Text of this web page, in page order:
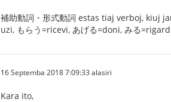
補助動詞・形式動詞 estas tiaj verboj, kiuj
uzi, もらう=ricevi, あげる=doni, みる
16 Septemba 2018 7:09:33 alasiri
Kara ito,